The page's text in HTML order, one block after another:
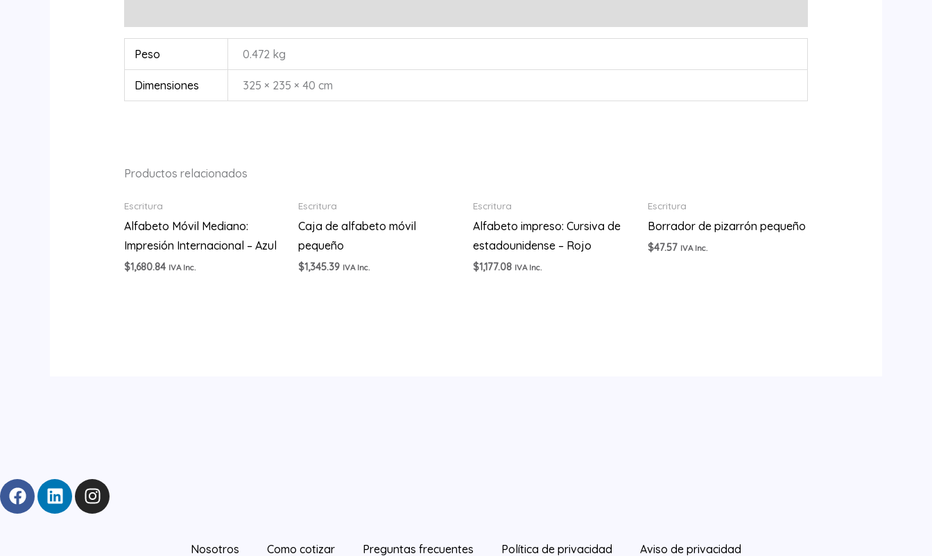
Peso 0.472 kg
Dimensiones 325 × 235 × 40 cm
Productos relacionados
Escritura
Alfabeto Móvil Mediano:
Impresión Internacional – Azul
$1,680.84 IVA Inc.
Escritura
Caja de alfabeto móvil
pequeño
$1,345.39 IVA Inc.
Escritura
Alfabeto impreso: Cursiva de
estadounidense – Rojo
$1,177.08 IVA Inc.
Escritura
Borrador de pizarrón pequeño
$47.57 IVA Inc.
F
a
L
i
I
n
Nosotros Como cotizar Preguntas frecuentes Política de privacidad Aviso de privacidad